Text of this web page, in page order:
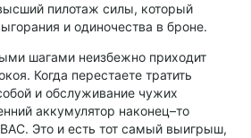
пилотаж силы, который
и одиночества в броне.
шагами неизбежно приходит
Когда перестаете тратить
и обслуживание чужих
аккумулятор наконец–то
ВАС. Это и есть тот самый выигрыш,